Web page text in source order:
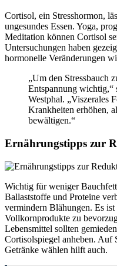
Cortisol, ein Stresshormon,
ungesundes Essen. Yoga,
Meditation können Cortisol
Untersuchungen haben
hormonelle Veränderungen
„Um den Stressbauch
Entspannung wichtig,“
Westphal. „Viszerales
Krankheiten erhöhen,
bewältigen.“
Ernährungstipps zur
Wichtig für weniger
Ballaststoffe und Proteine
vermindern Blähungen. Es ist
Vollkornprodukte zu
Lebensmittel sollten
Cortisolspiegel anheben. Auf
Getränke wählen hilft auch.